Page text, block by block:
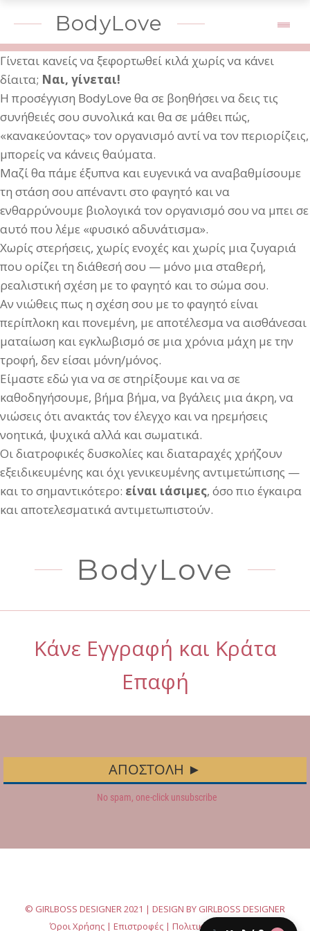
BodyLove
Γίνεται κανείς να ξεφορτωθεί κιλά χωρίς να κάνει
δίαιτα; Ναι, γίνεται!
Η προσέγγιση BodyLove θα σε βοηθήσει να δεις τις
συνήθειές σου συνολικά και θα σε μάθει πώς,
«κανακεύοντας» τον οργανισμό αντί να τον περιορίζεις,
μπορείς να κάνεις θαύματα.
Μαζί θα πάμε έξυπνα και ευγενικά να αναβαθμίσουμε
τη στάση σου απέναντι στο φαγητό και να
ενθαρρύνουμε βιολογικά τον οργανισμό σου να μπει σε
αυτό που λέμε «φυσικό αδυνάτισμα».
Χωρίς στερήσεις, χωρίς ενοχές και χωρίς μια ζυγαριά
που ορίζει τη διάθεσή σου — μόνο μια σταθερή,
ρεαλιστική σχέση με το φαγητό και το σώμα σου.
Αν νιώθεις πως η σχέση σου με το φαγητό είναι
περίπλοκη και πονεμένη, με αποτέλεσμα να αισθάνεσαι
ματαίωση και εγκλωβισμό σε μια χρόνια μάχη με την
τροφή, δεν είσαι μόνη/μόνος.
Είμαστε εδώ για να σε στηρίξουμε και να σε
καθοδηγήσουμε, βήμα βήμα, να βγάλεις μια άκρη, να
νιώσεις ότι ανακτάς τον έλεγχο και να ηρεμήσεις
νοητικά, ψυχικά αλλά και σωματικά.
Οι διατροφικές δυσκολίες και διαταραχές χρήζουν
εξειδικευμένης και όχι γενικευμένης αντιμετώπισης —
και το σημαντικότερο: είναι ιάσιμες, όσο πιο έγκαιρα
και αποτελεσματικά αντιμετωπιστούν.
BodyLove
Κάνε Εγγραφή και Κράτα
Επαφή
© GIRLBOSS DESIGNER 2021 | DESIGN BY GIRLBOSS DESIGNER
Όροι Χρήσης | Επιστροφές | Πολιτική Απορρήτου